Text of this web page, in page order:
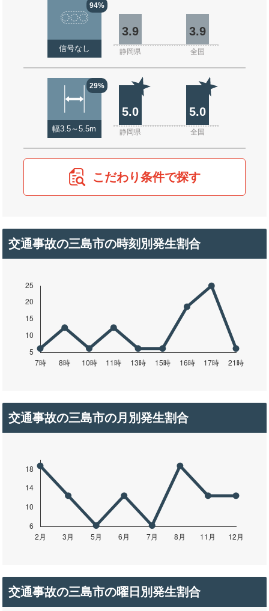
94%
信号なし
3.9 3.9
静岡県 全国
29%
幅3.5～5.5m
5.0 5.0
静岡県 全国
こだわり条件で探す
交通事故の三島市の時刻別発生割合
交通事故の三島市の月別発生割合
交通事故の三島市の曜日別発生割合